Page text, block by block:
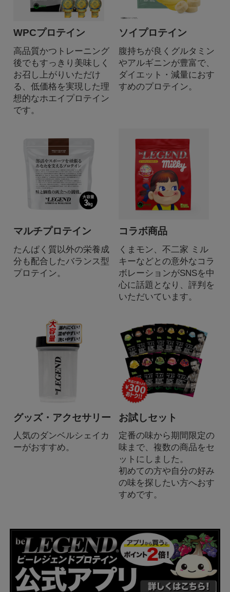
WPCプロテイン
高品質かつトレーニング
後でもすっきり美味しく
お召し上がりいただけ
る、低価格を実現した理
想的なホエイプロテイン
です。
ソイプロテイン
腹持ちが良くグルタミン
やアルギニンが豊富で、
ダイエット・減量におす
すめのプロテイン。
マルチプロテイン
たんぱく質以外の栄養成
分も配合したバランス型
プロテイン。
コラボ商品
くまモン、不二家 ミル
キーなどとの意外なコラ
ボレーションがSNSを中
心に話題となり、評判を
いただいています。
グッズ・アクセサリー
人気のダンベルシェイカ
ーがおすすめ。
お試しセット
定番の味から期間限定の
味まで、複数の商品をセ
ットにしました。
初めての方や自分の好み
の味を探したい方へおす
すめです。